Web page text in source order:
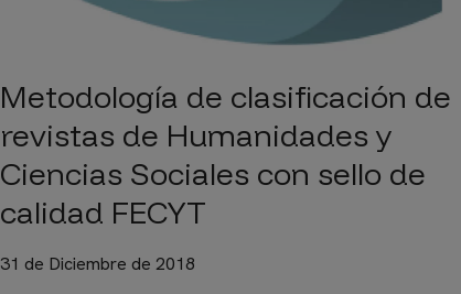
Metodología de clasificación de
revistas de Humanidades y
Ciencias Sociales con sello de
calidad FECYT
31 de Diciembre de 2018